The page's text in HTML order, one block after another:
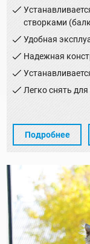
створками
Удобная
Надежная
Легко снять
Подробнее